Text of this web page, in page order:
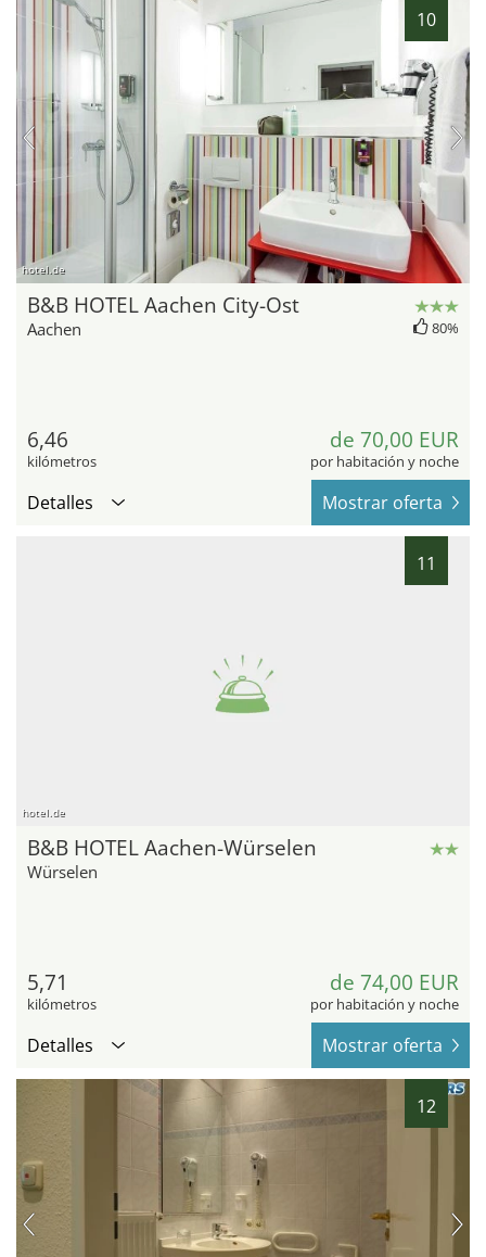
10
hotel.de
B&B HOTEL Aachen City-Ost
Aachen 80%
6,46
kilómetros
de 70,00 EUR
por habitación y noche
Detalles Mostrar oferta
11
hotel.de
B&B HOTEL Aachen-Würselen
Würselen
5,71
kilómetros
de 74,00 EUR
por habitación y noche
Detalles Mostrar oferta
12